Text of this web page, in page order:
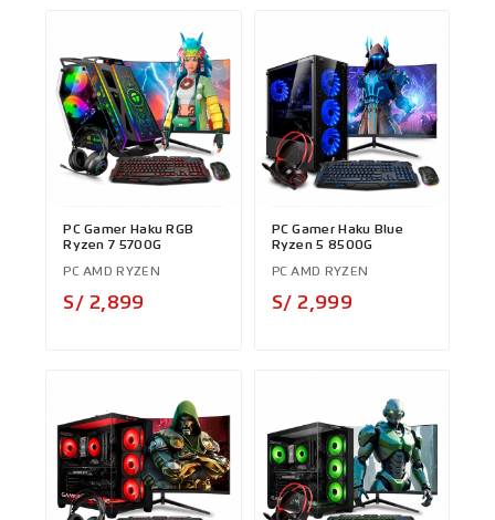
PC Gamer Haku RGB
Ryzen 7 5700G
PC AMD RYZEN
S/ 2,899
PC Gamer Haku Blue
Ryzen 5 8500G
PC AMD RYZEN
S/ 2,999